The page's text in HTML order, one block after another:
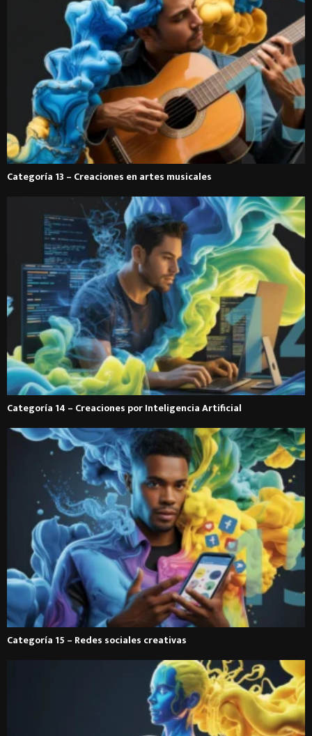
Categoría 13 – Creaciones en artes musicales
Categoría 14 – Creaciones por Inteligencia Artificial
Categoría 15 – Redes sociales creativas